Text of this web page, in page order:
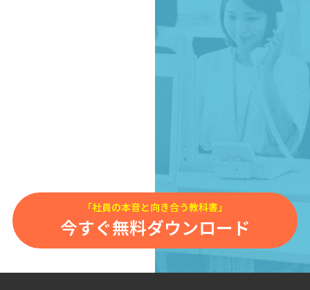
「社員の本音と向き合う教科書」
今すぐ無料ダウンロード